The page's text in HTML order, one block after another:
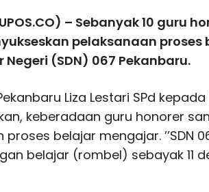
– Sebanyak 10 guru
pelaksanaan
Negeri (SDN) 067 Pekanbaru.
Liza Lestari SPd
keberadaan guru honorer
belajar mengajar. ’’SDN
belajar (rombel) sebayak 11